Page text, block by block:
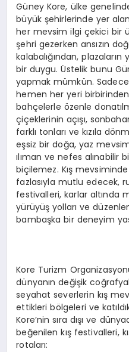
Güney Kore, ülke
büyük şehirlerinde yer
her mevsim ilgi çekici bir
şehri gezerken ansızın
kalabalığından, plazaların
bir duygu. Üstelik bunu
yapmak mümkün.
hemen her yeri
bahçelerle özenle
çiçeklerinin açışı,
farklı tonları ve kızıla
eşsiz bir doğa, yaz
ılıman ve nefes
biçilemez. Kış
fazlasıyla mutlu edecek,
festivalleri, karlar altında
yürüyüş yolları ve
bambaşka bir deneyim
Kore Turizm
dünyanın değişik
seyahat severlerin kış
ettikleri bölgeleri ve
Kore’nin sıra dışı ve
beğenilen kış festivalleri,
rotaları: